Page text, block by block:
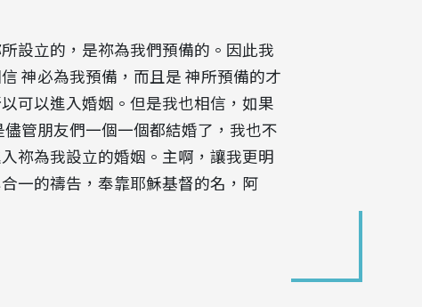
設立的，是祢為我們預備的。因此我
神必為我預備，而且是 神所預備的才
可以進入婚姻。但是我也相信，如果
管朋友們一個一個都結婚了，我也不
祢為我設立的婚姻。主啊，讓我更明
一的禱告，奉靠耶穌基督的名，阿